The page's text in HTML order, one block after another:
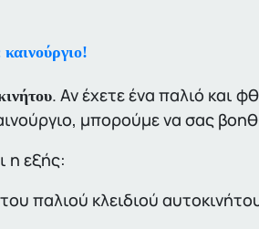
. Αν έχετε ένα παλιό και
μπορούμε να σας
η εξής:
παλιού κλειδιού